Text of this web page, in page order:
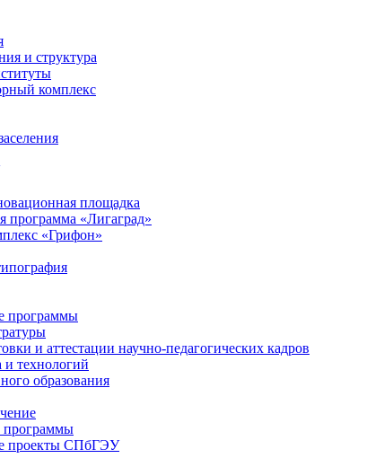
и структура
комплекс
площадка
программа «Лигаград»­­
«Грифон»
программы
и аттестации научно-педагогических кадров
и технологий
образования
проекты СПбГЭУ